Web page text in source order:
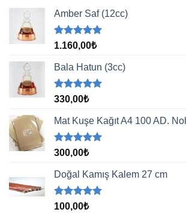
Amber Saf (12cc)
5 üzerinden
aldı
1.160,00₺
Bala Hatun (3cc)
5 üzerinden
aldı
330,00₺
Mat Kuşe Kağıt A4 100 AD.
5 üzerinden
aldı
300,00₺
Doğal Kamış Kalem 27 cm
5 üzerinden
100,00₺